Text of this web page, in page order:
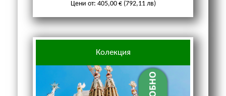
Цени от: 405,00 € (792,11 лв)
Колекция